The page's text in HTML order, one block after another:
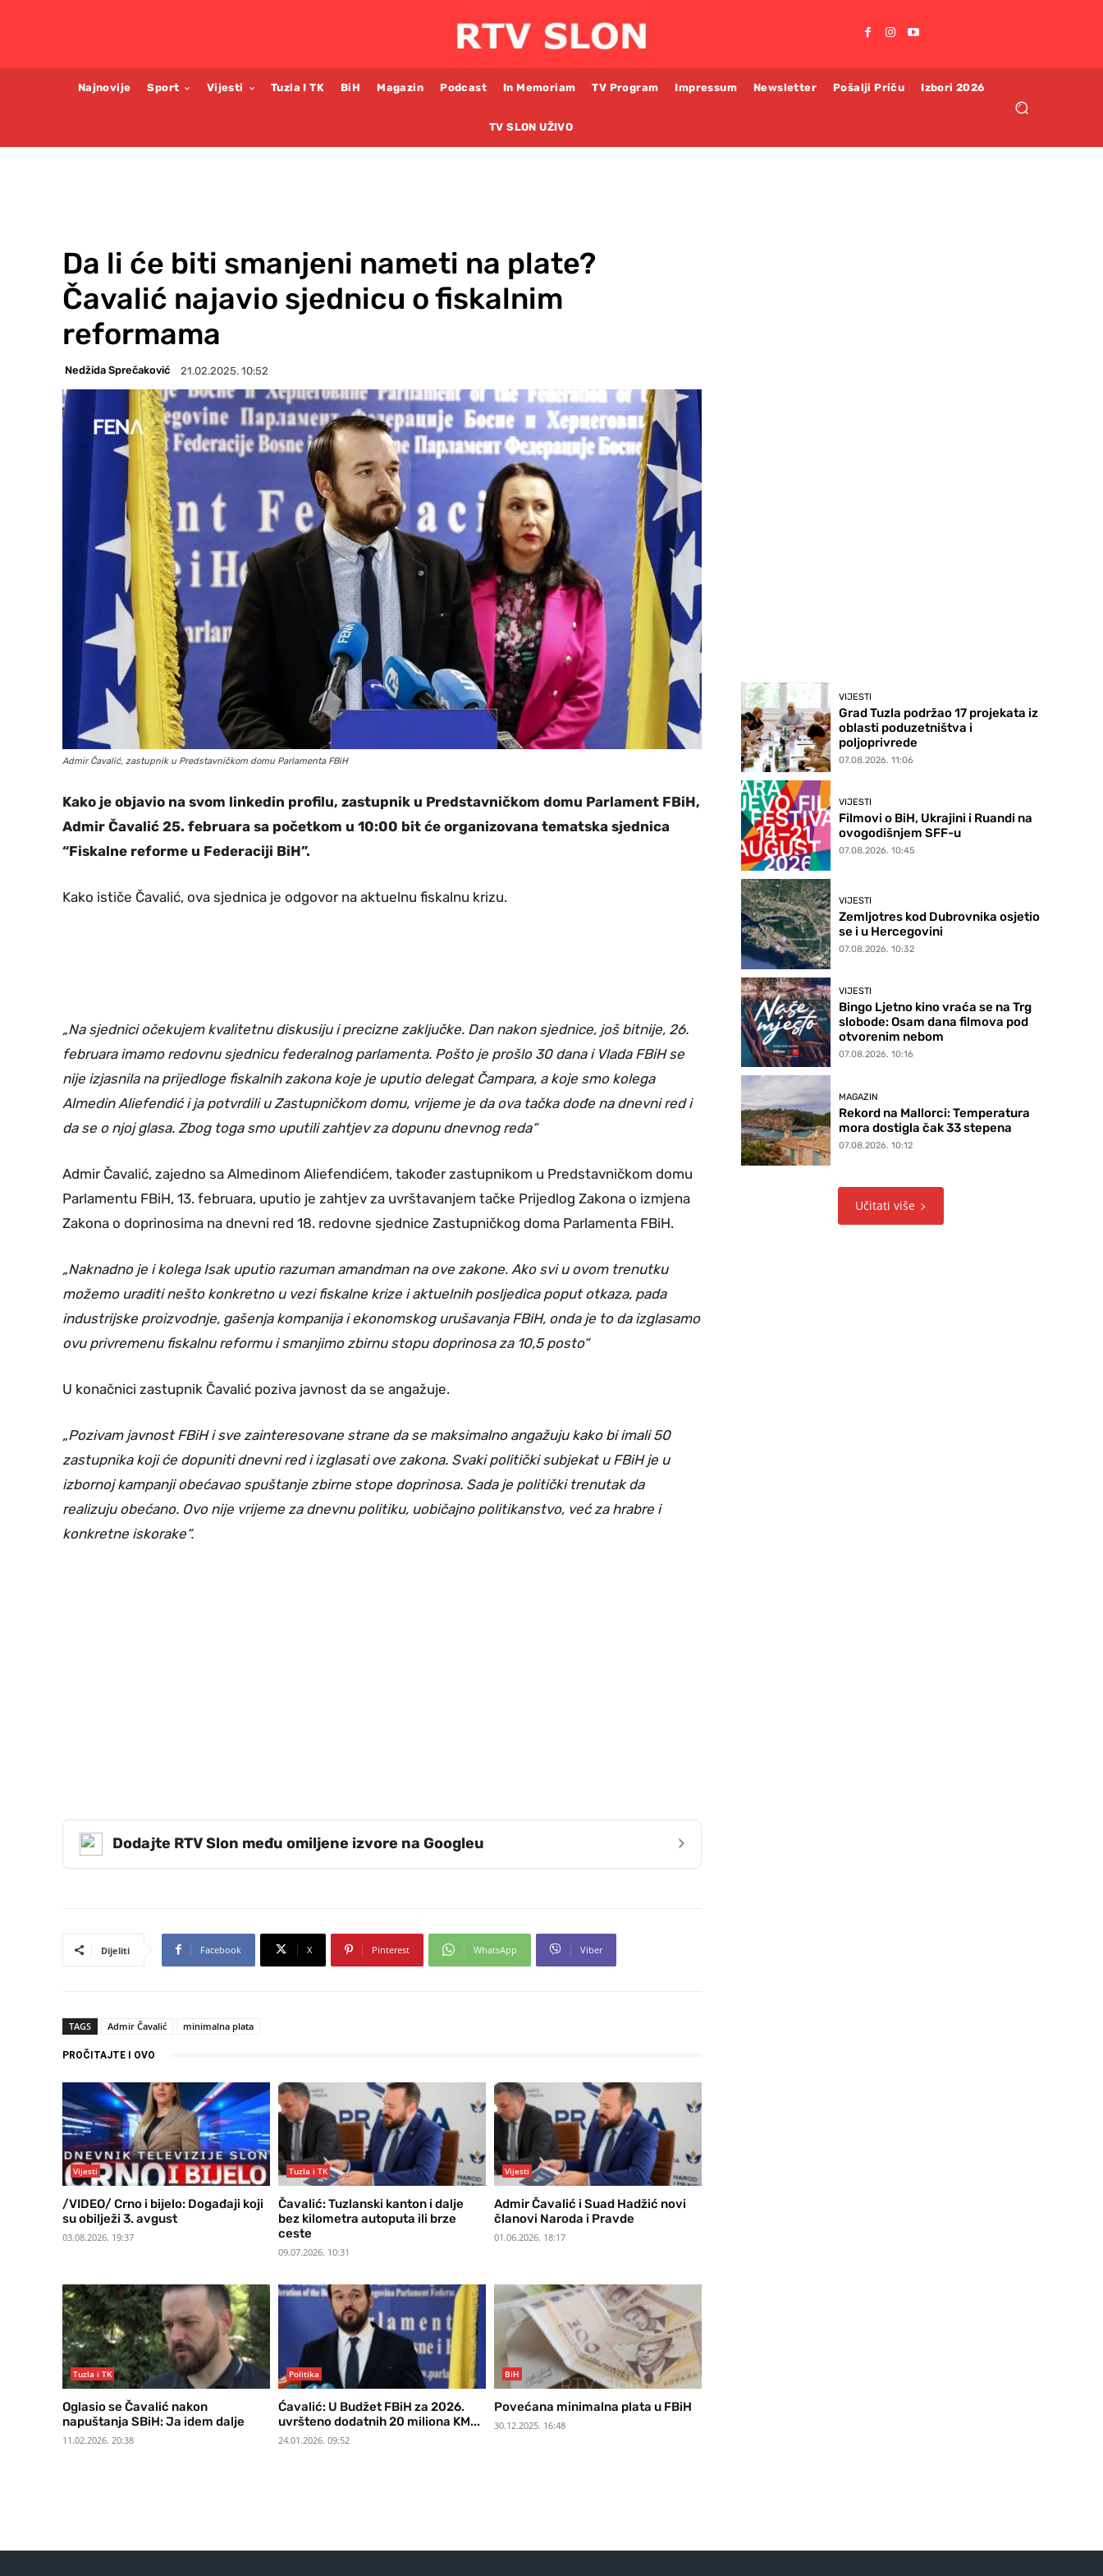
Najnovije Sport Vijesti Tuzla I TK BiH Magazin Podcast In Memoriam TV Program Impressum Newsletter Pošalji Priču Izbori 2026
TV SLON UŽIVO
Da li će biti smanjeni nameti na plate?
Čavalić najavio sjednicu o fiskalnim
reformama
Nedžida Sprečaković 21.02.2025. 10:52
Admir Čavalić, zastupnik u Predstavničkom domu Parlamenta FBiH
Kako je objavio na svom linkedin profilu, zastupnik u Predstavničkom domu Parlament FBiH,
Admir Čavalić 25. februara sa početkom u 10:00 bit će organizovana tematska sjednica
“Fiskalne reforme u Federaciji BiH”.
Kako ističe Čavalić, ova sjednica je odgovor na aktuelnu fiskalnu krizu.
„Na sjednici očekujem kvalitetnu diskusiju i precizne zaključke. Dan nakon sjednice, još bitnije, 26.
februara imamo redovnu sjednicu federalnog parlamenta. Pošto je prošlo 30 dana i Vlada FBiH se
nije izjasnila na prijedloge fiskalnih zakona koje je uputio delegat Čampara, a koje smo kolega
Almedin Aliefendić i ja potvrdili u Zastupničkom domu, vrijeme je da ova tačka dođe na dnevni red i
da se o njoj glasa. Zbog toga smo uputili zahtjev za dopunu dnevnog reda“
Admir Čavalić, zajedno sa Almedinom Aliefendićem, također zastupnikom u Predstavničkom domu
Parlamentu FBiH, 13. februara, uputio je zahtjev za uvrštavanjem tačke Prijedlog Zakona o izmjena
Zakona o doprinosima na dnevni red 18. redovne sjednice Zastupničkog doma Parlamenta FBiH.
„Naknadno je i kolega Isak uputio razuman amandman na ove zakone. Ako svi u ovom trenutku
možemo uraditi nešto konkretno u vezi fiskalne krize i aktuelnih posljedica poput otkaza, pada
industrijske proizvodnje, gašenja kompanija i ekonomskog urušavanja FBiH, onda je to da izglasamo
ovu privremenu fiskalnu reformu i smanjimo zbirnu stopu doprinosa za 10,5 posto“
U konačnici zastupnik Čavalić poziva javnost da se angažuje.
„Pozivam javnost FBiH i sve zainteresovane strane da se maksimalno angažuju kako bi imali 50
zastupnika koji će dopuniti dnevni red i izglasati ove zakona. Svaki politički subjekat u FBiH je u
izbornoj kampanji obećavao spuštanje zbirne stope doprinosa. Sada je politički trenutak da
realizuju obećano. Ovo nije vrijeme za dnevnu politiku, uobičajno politikanstvo, već za hrabre i
konkretne iskorake“.
Dodajte RTV Slon među omiljene izvore na Googleu ›
Dijeliti Facebook X Pinterest WhatsApp Viber
TAGS Admir Čavalić minimalna plata
PROČITAJTE I OVO
Vijesti
/VIDEO/ Crno i bijelo: Događaji koji
su obilježi 3. avgust
03.08.2026. 19:37
Tuzla i TK
Čavalić: Tuzlanski kanton i dalje
bez kilometra autoputa ili brze
ceste
09.07.2026. 10:31
Vijesti
Admir Čavalić i Suad Hadžić novi
članovi Naroda i Pravde
01.06.2026. 18:17
Tuzla i TK
Oglasio se Čavalić nakon
napuštanja SBiH: Ja idem dalje
11.02.2026. 20:38
Politika
Ćavalić: U Budžet FBiH za 2026.
uvršteno dodatnih 20 miliona KM...
24.01.2026. 09:52
BiH
Povećana minimalna plata u FBiH
30.12.2025. 16:48
VIJESTI
Grad Tuzla podržao 17 projekata iz
oblasti poduzetništva i
poljoprivrede
07.08.2026. 11:06
VIJESTI
Filmovi o BiH, Ukrajini i Ruandi na
ovogodišnjem SFF-u
07.08.2026. 10:45
VIJESTI
Zemljotres kod Dubrovnika osjetio
se i u Hercegovini
07.08.2026. 10:32
VIJESTI
Bingo Ljetno kino vraća se na Trg
slobode: Osam dana filmova pod
otvorenim nebom
07.08.2026. 10:16
MAGAZIN
Rekord na Mallorci: Temperatura
mora dostigla čak 33 stepena
07.08.2026. 10:12
Učitati više